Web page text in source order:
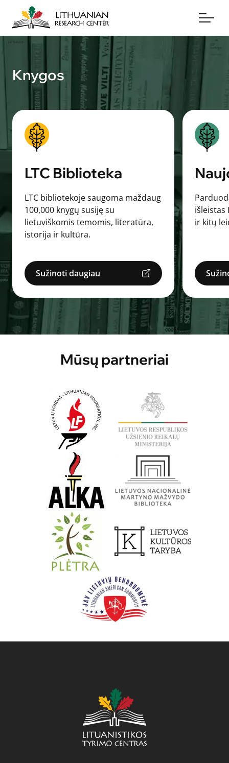
Apie mus
Archyvai
Periodika
Knygos
Naujienos
Aukoti
Susisiekite su mumis
Knygos
LTC Biblioteka
LTC bibliotekoje saugoma maždaug
100,000 knygų susiję su
lietuviškomis temomis, literatūra,
istorija ir kultūra.
Sužinoti daugiau
ir kitų
Mūsų partneriai